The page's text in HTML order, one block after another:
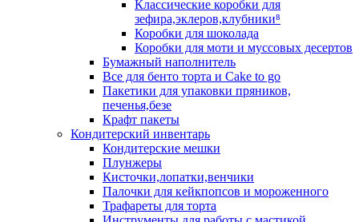
Классические коробки для
зефира,эклеров,клубники⁸
Коробки для шоколада
Коробки для моти и муссовых десертов
Бумажный наполнитель
Все для бенто торта и Cake to go
Пакетики для упаковки пряников,
печенья,безе
Крафт пакеты
Кондитерский инвентарь
Кондитерские мешки
Плунжеры
Кисточки,лопатки,венчики
Палочки для кейкпопсов и мороженного
Трафареты для торта